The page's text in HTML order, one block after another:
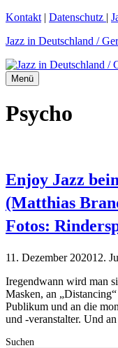
Zum
springen
Kontakt | Datenschutz |
Jazz in Deutschland /
Menü
Psycho
Enjoy Jazz
(Matthias
Fotos:
11. Dezember 202012.
Iregendwann wird man
Masken, an
Publikum und an die
und -veranstalter. Und
Suchen